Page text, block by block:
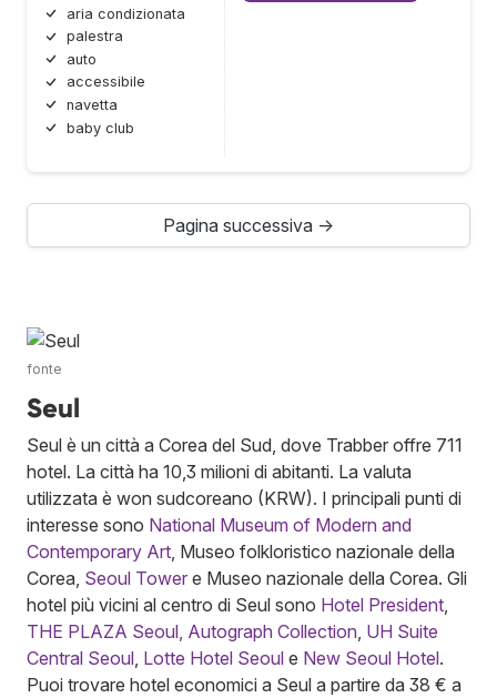
aria condizionata
palestra
auto
accessibile
navetta
baby club
Pagina successiva →
fonte
Seul
Seul è un città a Corea del Sud, dove Trabber offre 711
hotel. La città ha 10,3 milioni di abitanti. La valuta
utilizzata è won sudcoreano (KRW). I principali punti di
interesse sono National Museum of Modern and
Contemporary Art , Museo folkloristico nazionale della
Corea, Seoul Tower e Museo nazionale della Corea. Gli
hotel più vicini al centro di Seul sono Hotel President
THE PLAZA Seoul, Autograph Collection UH Suite
Central Seoul Lotte Hotel Seoul e New Seoul Hotel.
Puoi trovare hotel economici a Seul a partire da 38 € a